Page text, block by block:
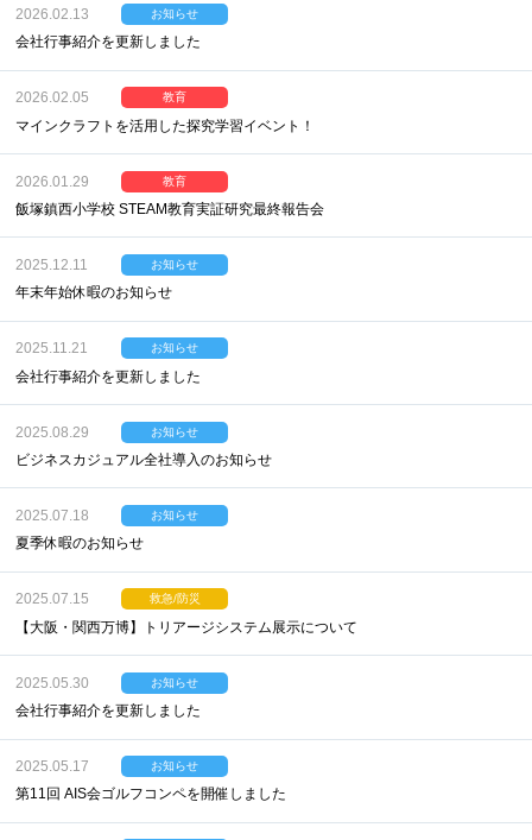
2026.02.13 お知らせ
会社行事紹介を更新しました
2026.02.05 教育
マインクラフトを活用した探究学習イベント！
2026.01.29 教育
飯塚鎮西小学校 STEAM教育実証研究最終報告会
2025.12.11 お知らせ
年末年始休暇のお知らせ
2025.11.21 お知らせ
会社行事紹介を更新しました
2025.08.29 お知らせ
ビジネスカジュアル全社導入のお知らせ
2025.07.18 お知らせ
夏季休暇のお知らせ
2025.07.15 救急/防災
【大阪・関西万博】トリアージシステム展示について
2025.05.30 お知らせ
会社行事紹介を更新しました
2025.05.17 お知らせ
第11回 AIS会ゴルフコンペを開催しました